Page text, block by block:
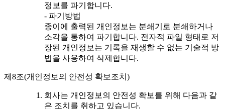
정보를 파기합니다.
- 파기방법
종이에 출력된 개인정보는 분쇄기로 분쇄하거나
소각을 통하여 파기합니다. 전자적 파일 형태로 저
장된 개인정보는 기록을 재생할 수 없는 기술적 방
법을 사용하여 삭제합니다.
제8조(개인정보의 안전성 확보조치)
회사는 개인정보의 안전성 확보를 위해 다음과 같
은 조치를 취하고 있습니다.